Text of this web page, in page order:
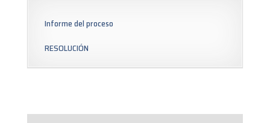
Informe del proceso
RESOLUCIÓN